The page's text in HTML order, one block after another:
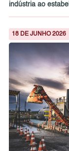
indústria ao
18 DE JUNHO 2026